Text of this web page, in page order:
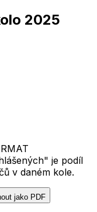
2025
je podíl
v daném kole.
jako PDF